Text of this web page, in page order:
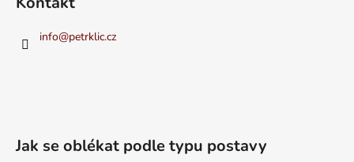
info@petrklic.cz
Jak se oblékat podle typu postavy